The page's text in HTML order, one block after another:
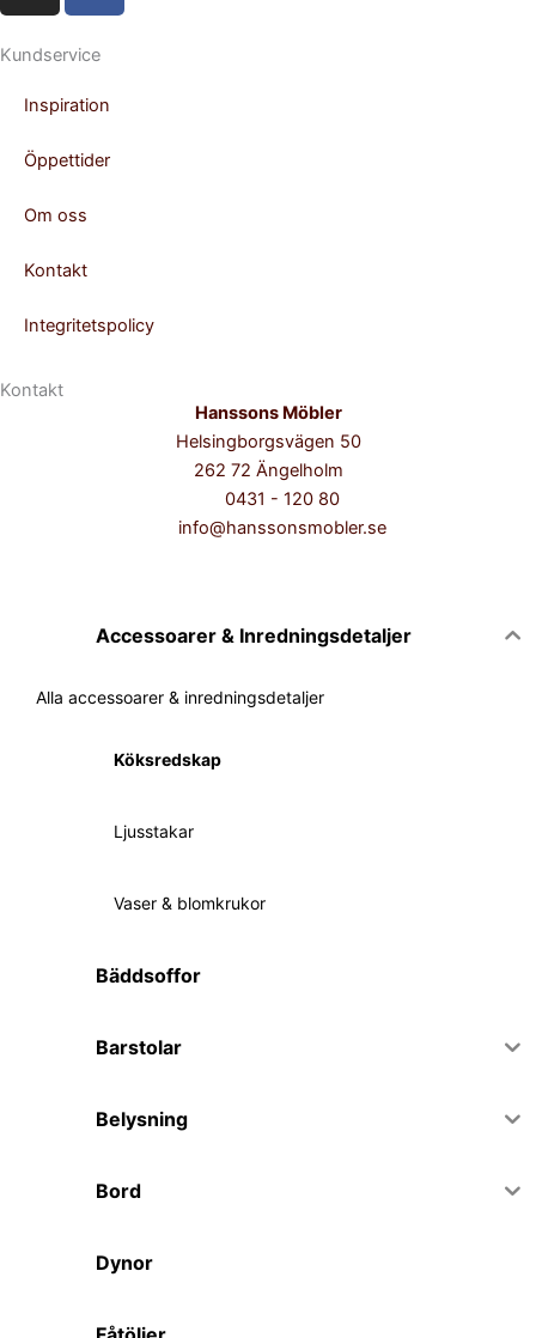
t
g
r
a
m
e
o
o
k
Kundservice
Inspiration
Öppettider
Om oss
Kontakt
Integritetspolicy
Kontakt
Hanssons Möbler
Helsingborgsvägen 50
262 72 Ängelholm
0431 - 120 80
info@hanssonsmobler.se
Accessoarer & Inredningsdetaljer
Alla accessoarer & inredningsdetaljer
Köksredskap
Ljusstakar
Vaser & blomkrukor
Bäddsoffor
Barstolar
Belysning
Bord
Dynor